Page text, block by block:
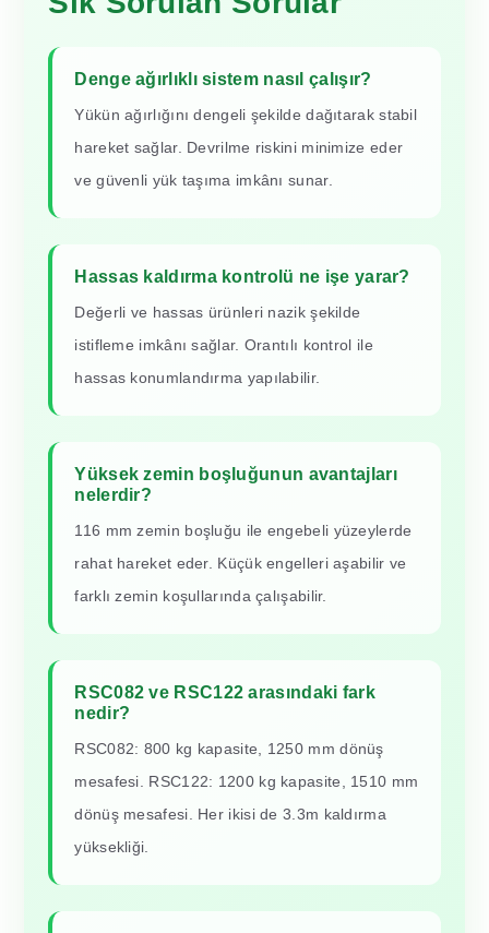
Denge ağırlıklı sistem nasıl çalışır?
Yükün ağırlığını dengeli şekilde dağıtarak stabil
hareket sağlar. Devrilme riskini minimize eder
ve güvenli yük taşıma imkânı sunar.
Hassas kaldırma kontrolü ne işe yarar?
Değerli ve hassas ürünleri nazik şekilde
istifleme imkânı sağlar. Orantılı kontrol ile
hassas konumlandırma yapılabilir.
Yüksek zemin boşluğunun avantajları
nelerdir?
116 mm zemin boşluğu ile engebeli yüzeylerde
rahat hareket eder. Küçük engelleri aşabilir ve
farklı zemin koşullarında çalışabilir.
RSC082 ve RSC122 arasındaki fark
nedir?
RSC082: 800 kg kapasite, 1250 mm dönüş
mesafesi. RSC122: 1200 kg kapasite, 1510 mm
dönüş mesafesi. Her ikisi de 3.3m kaldırma
yüksekliği.